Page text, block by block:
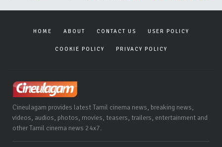
HOME ABOUT CONTACT US USER POLICY
COOKIE POLICY PRIVACY POLICY
Cineulagam provides latest Tamil cinema news, breaking news,
videos, audios, photos, movies, teasers, trailers, entertainment and
other Tamil cinema news 24x7.